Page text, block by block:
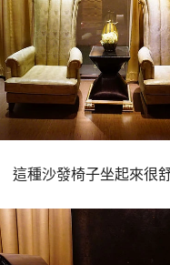
這種沙發椅子坐起來很